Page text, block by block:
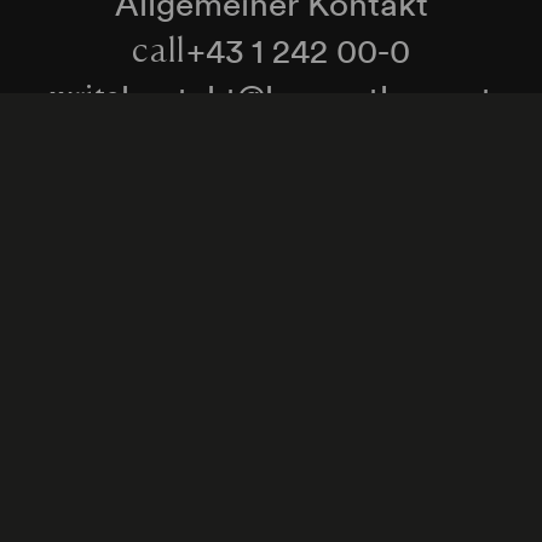
call+43 1 242 00-0
writekontakt@konzerthaus.at